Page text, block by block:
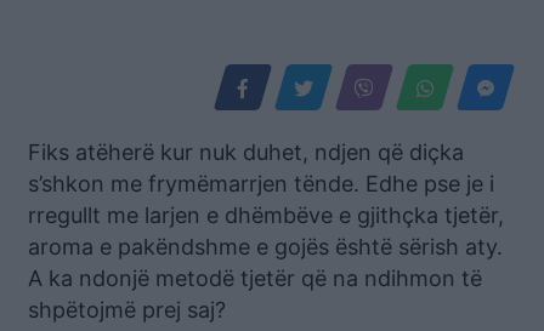
Fiks atëherë kur nuk duhet, ndjen që diçka
s’shkon me frymëmarrjen tënde. Edhe pse je i
rregullt me larjen e dhëmbëve e gjithçka tjetër,
aroma e pakëndshme e gojës është sërish aty.
A ka ndonjë metodë tjetër që na ndihmon të
shpëtojmë prej saj?